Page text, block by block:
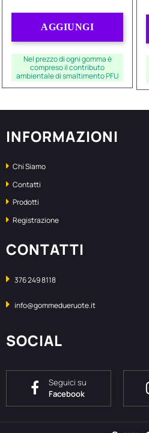
AGGIUNGI
Nel prezzo di ogni gomma è
compreso il contributo
ambientale di smaltimento PFU
INFORMAZIONI
Chi Siamo
Contatti
Prodotti
Registrazione
CONTATTI
376 249 8118
info@gommedueruote.it
SOCIAL
Seguici su
Facebook